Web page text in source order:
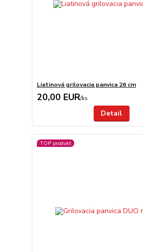
Liatinová grilovacia panvica 26 cm
20,00 EUR/ks
Detail
TOP produkt